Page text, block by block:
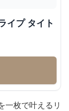
イプ タイト
一枚で叶えるリ